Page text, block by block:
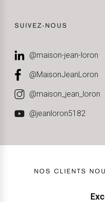
SUIVEZ-NOUS
@maison-jean-loron
@MaisonJeanLoron
@maison_jean_loron
@jeanloron5182
NOS CLIENTS